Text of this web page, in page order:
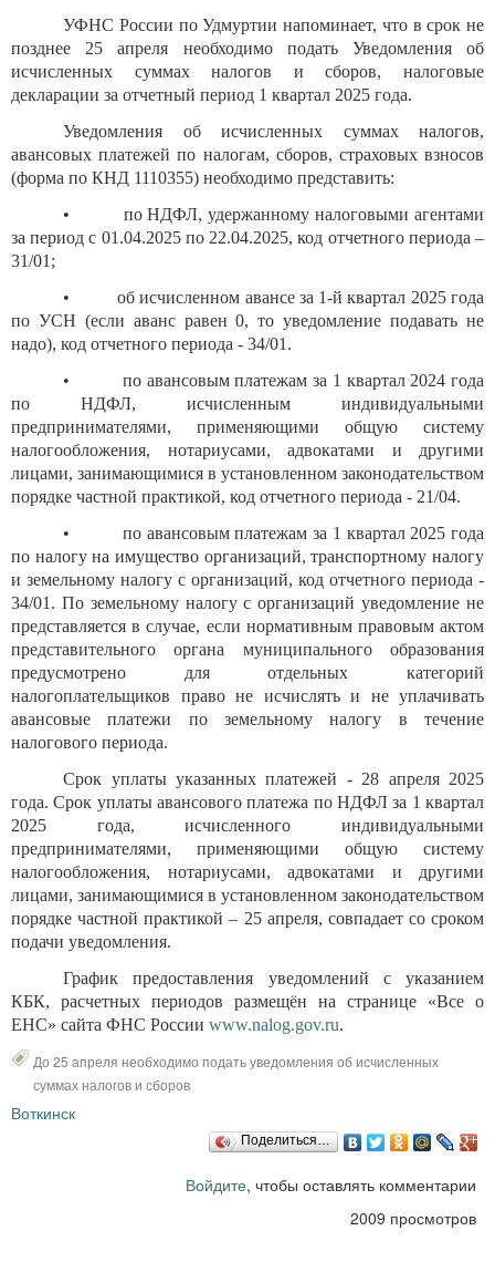
УФНС России по Удмуртии напоминает, что в срок не
позднее 25 апреля необходимо подать Уведомления об
исчисленных суммах налогов и сборов, налоговые
декларации за отчетный период 1 квартал 2025 года.
Уведомления об исчисленных суммах налогов,
авансовых платежей по налогам, сборов, страховых взносов
(форма по КНД 1110355) необходимо представить:
•
по НДФЛ, удержанному налоговыми агентами
за период с 01.04.2025 по 22.04.2025, код отчетного периода –
31/01;
•
об исчисленном авансе за 1-й квартал 2025 года
по УСН (если аванс равен 0, то уведомление подавать не
надо), код отчетного периода - 34/01.
•
по авансовым платежам за 1 квартал 2024 года
по НДФЛ, исчисленным индивидуальными
предпринимателями, применяющими общую систему
налогообложения, нотариусами, адвокатами и другими
лицами, занимающимися в установленном законодательством
порядке частной практикой, код отчетного периода - 21/04.
•
по авансовым платежам за 1 квартал 2025 года
по налогу на имущество организаций, транспортному налогу
и земельному налогу с организаций, код отчетного периода -
34/01. По земельному налогу с организаций уведомление не
представляется в случае, если нормативным правовым актом
представительного органа муниципального образования
предусмотрено для отдельных категорий
налогоплательщиков право не исчислять и не уплачивать
авансовые платежи по земельному налогу в течение
налогового периода.
Срок уплаты указанных платежей - 28 апреля 2025
года. Срок уплаты авансового платежа по НДФЛ за 1 квартал
2025 года, исчисленного индивидуальными
предпринимателями, применяющими общую систему
налогообложения, нотариусами, адвокатами и другими
лицами, занимающимися в установленном законодательством
порядке частной практикой – 25 апреля, совпадает со сроком
подачи уведомления.
График предоставления уведомлений с указанием
КБК, расчетных периодов размещён на странице «Все о
ЕНС» сайта ФНС России www.nalog.gov.ru.
До 25 апреля необходимо подать уведомления об исчисленных
суммах налогов и сборов
Воткинск
Поделиться…
Войдите, чтобы оставлять комментарии
2009 просмотров